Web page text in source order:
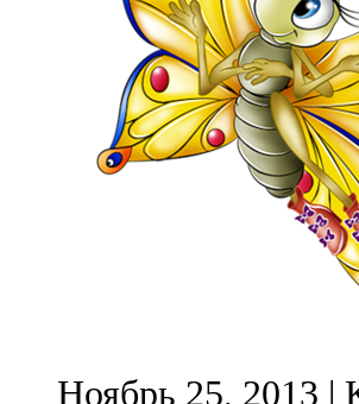
Ноябрь 25, 2013 |